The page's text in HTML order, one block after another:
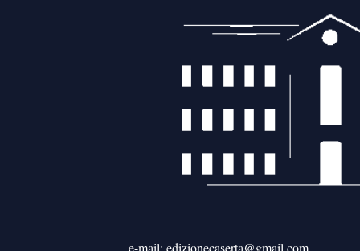
e-mail: edizionecaserta@gmail.com